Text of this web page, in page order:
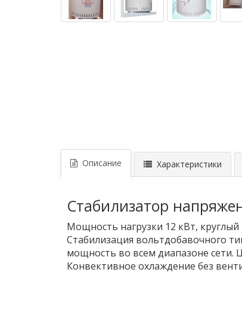
Описание Характеристики
Стабилизатор
Мощность нагрузки 12 кВт,
Стабилизация вольтдобавочного
мощность во всем диапазоне сети.
Конвективное охлаждение без